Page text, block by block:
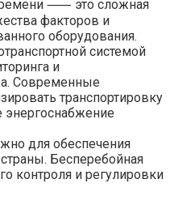
⸺ это сложная
факторов и
оборудования.
системой
и
Современные
транспортировку
энергоснабжение
для обеспечения
Бесперебойная
контроля и регулировки